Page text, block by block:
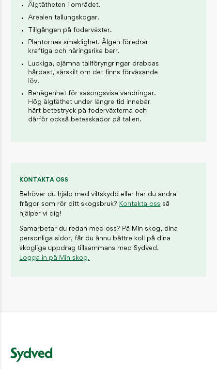
Älgtätheten i området.
Arealen tallungskogar.
Tillgången på foderväxter.
Plantornas smaklighet. Älgen föredrar
kraftiga och näringsrika barr.
Luckiga, ojämna tallföryngringar drabbas
hårdast, särskilt om det finns förväxande
löv.
Benägenhet för säsongsvisa vandringar.
Hög älgtäthet under längre tid innebär
hårt betestryck på foderväxterna och
därför också betesskador på tallen.
KONTAKTA OSS
Behöver du hjälp med viltskydd eller har du andra
frågor som rör ditt skogsbruk? Kontakta oss så
hjälper vi dig!
Samarbetar du redan med oss? På Min skog, dina
personliga sidor, får du ännu bättre koll på dina
skogliga uppdrag tillsammans med Sydved.
Logga in på Min skog.